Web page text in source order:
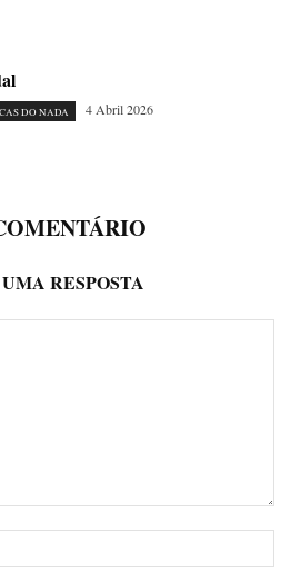
DO NADA 4 Abril 2026
RESPOSTA